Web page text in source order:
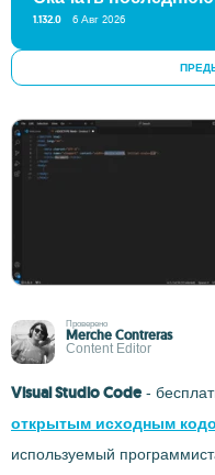
1.132.0 6 Авг 2026
Проверено
Merche Contreras
Content Editor
Visual Studio Code -
открытым исходным
используемый